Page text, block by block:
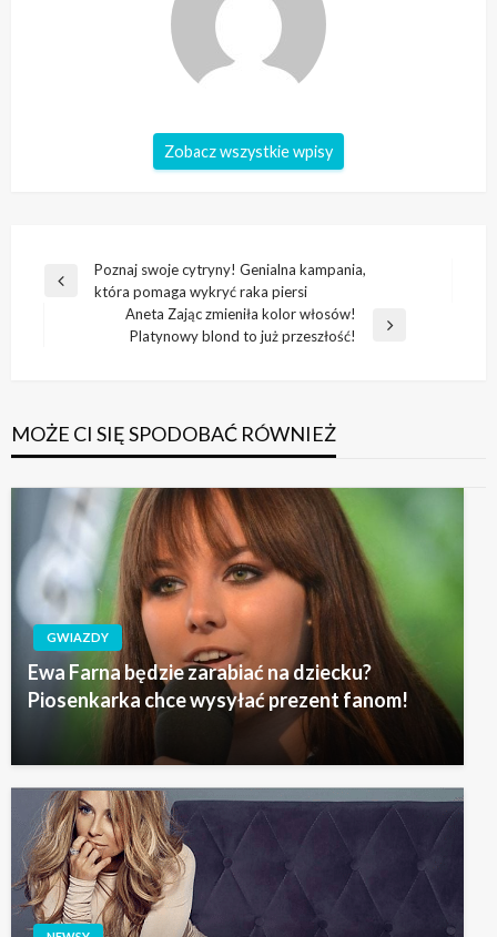
Zobacz wszystkie wpisy
Nawigacja
wpisu
Poprzedni
Poznaj swoje cytryny! Genialna kampania,
która pomaga wykryć raka piersi
Aneta Zając zmieniła kolor włosów!
Platynowy blond to już przeszłość!
MOŻE CI SIĘ SPODOBAĆ RÓWNIEŻ
GWIAZDY
Ewa Farna będzie zarabiać na dziecku?
Piosenkarka chce wysyłać prezent fanom!